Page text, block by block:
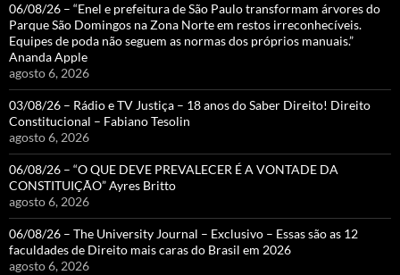
06/08/26 – “Enel e prefeitura de São Paulo transformam árvores do
Parque São Domingos na Zona Norte em restos irreconhecíveis.
Equipes de poda não seguem as normas dos próprios manuais.”
Ananda Apple
agosto 6, 2026
03/08/26 – Rádio e TV Justiça – 18 anos do Saber Direito! Direito
Constitucional – Fabiano Tesolin
agosto 6, 2026
06/08/26 – “O QUE DEVE PREVALECER É A VONTADE DA
CONSTITUIÇÃO” Ayres Britto
agosto 6, 2026
06/08/26 – The University Journal – Exclusivo – Essas são as 12
faculdades de Direito mais caras do Brasil em 2026
agosto 6, 2026